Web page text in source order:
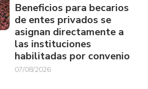
Beneficios para becarios
de entes privados se
asignan directamente a
las instituciones
habilitadas por convenio
07/08/2026